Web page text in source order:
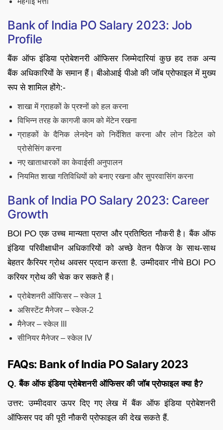
Bank of India PO Salary 2023: Job
Profile
बैंक ऑफ इंडिया प्रोबेशनरी ऑफिसर जिम्मेदारियां कुछ हद तक अन्य
बैंक अधिकारियों के समान हैं। बीओआई पीओ की जॉब प्रोफाइल में मुख्य
रूप से शामिल होंगे:-
शाखा में ग्राहकों के प्रश्नों को हल करना
विभिन्न तरह के कागजी काम को मेंटेन रखना
ग्राहकों के दैनिक लेनदेन को निर्देशित करना और लोन डिटेल को
प्रोसेसिंग करना
नए खाताधारकों का केवाईसी अनुपालन
नियमित शाखा गतिविधियों को बनाए रखना और सुपरवासिंग करना
Bank of India PO Salary 2023: Career
Growth
BOI PO एक उच्च मान्यता प्राप्त और प्रतिष्ठित नौकरी है। बैंक ऑफ
इंडिया परिवीक्षाधीन अधिकारियों को अच्छे वेतन पैकेज के साथ-साथ
बेहतर कैरियर ग्रोथ अवसर प्रदान करता है. उम्मीदवार नीचे BOI PO
करियर ग्रोथ की चेक कर सकते हैं।
प्रोबेशनरी ऑफिसर – स्केल 1
असिस्टेंट मैनेजर – स्केल-2
मैनेजर – स्केल III
सीनियर मैनेजर – स्केल IV
FAQs: Bank of India PO Salary 2023
Q. बैंक ऑफ इंडिया प्रोबेशनरी ऑफिसर की जॉब प्रोफाइल क्या है?
उत्तर: उम्मीदवार ऊपर दिए गए लेख में बैंक ऑफ इंडिया प्रोबेशनरी
ऑफिसर पद की पूरी नौकरी प्रोफाइल की देख सकते हैं.